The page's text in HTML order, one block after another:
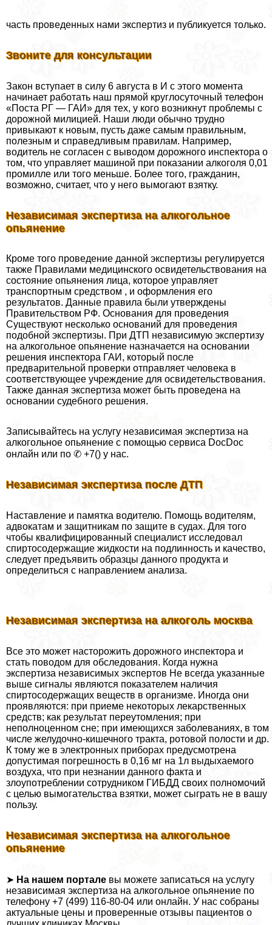
часть проведенных нами экспертиз и публикуется только.
Звоните для консультации
Закон вступает в силу 6 августа в И с этого момента
начинает работать наш прямой круглосуточный телефон
«Поста РГ — ГАИ» для тех, у кого возникнут проблемы с
дорожной милицией. Наши люди обычно трудно
привыкают к новым, пусть даже самым правильным,
полезным и справедливым правилам. Например,
водитель не согласен с выводом дорожного инспектора о
том, что управляет машиной при показании алкоголя 0,01
промилле или того меньше. Более того, гражданин,
возможно, считает, что у него вымогают взятку.
Независимая экспертиза на алкогольное
опьянение
Кроме того проведение данной экспертизы регулируется
также Правилами медицинского освидетельствования на
состояние опьянения лица, которое управляет
трaнcпортным средством , и оформления его
результатов. Данные правила были утверждены
Правительством РФ. Основания для проведения
Существуют несколько оснований для проведения
подобной экспертизы. При ДТП независимую экспертизу
на алкогольное опьянение назначается на основании
решения инспектора ГАИ, который после
предварительной проверки отправляет человека в
соответствующее учреждение для освидетельствования.
Также данная экспертиза может быть проведена на
основании судебного решения.
Записывайтесь на услугу независимая экспертиза на
алкогольное опьянение c помощью сервиса DocDoc
онлайн или по ✆ +7() у нас.
Независимая экспертиза после ДТП
Наставление и памятка водителю. Помощь водителям,
адвокатам и защитникам по защите в судах. Для того
чтобы квалифицированный специалист исследовал
спиртосодержащие жидкости на подлинность и качество,
следует предъявить образцы данного продукта и
определиться с направлением анализа.
Независимая экспертиза на алкоголь москва
Все это может насторожить дорожного инспектора и
стать поводом для обследования. Когда нужна
экспертиза независимых экспертов Не всегда указанные
выше сигналы являются показателем наличия
спиртосодержащих веществ в организме. Иногда они
проявляются: при приеме некоторых лекарственных
средств; как результат переутомления; при
неполноценном сне; при имеющихся заболеваниях, в том
числе желудочно-кишечного тpaкта, ротовой полости и др.
К тому же в электронных приборах предусмотрена
допустимая погрешность в 0,16 мг на 1л выдыхаемого
воздуха, что при незнании данного факта и
злоупотрeблении сотрудником ГИБДД своих полномочий
с целью вымогательства взятки, может сыграть не в вашу
пользу.
Независимая экспертиза на алкогольное
опьянение
➤ На нашем портале вы можете записаться на услугу
независимая экспертиза на алкогольное опьянение по
телефону +7 (499) 116-80-04 или онлайн. У нас собраны
актуальные цены и проверенные отзывы пациентов о